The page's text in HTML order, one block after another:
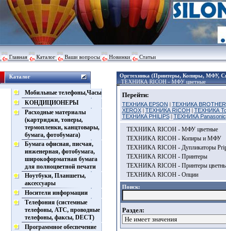
Главная Каталог Ваши вопросы Новинки Статьи
Каталог
Мобильные телефоны,Часы
КОНДИЦИОНЕРЫ
Расходные материалы
(картриджи, тонеры,
термопленки, канцтовары,
бумага, фотобумага)
Бумага офисная, писчая,
инженерная, фотобумага,
широкоформатная бумага
для полноцветной печати
Ноутбуки, Планшеты,
аксессуары
Носители информации
Телефония (системные
телефоны, АТС, проводные
телефоны, факсы, DECT)
Программное обеспечение
Оргтехника (Принтеры, Копиры, МФУ,
ТЕХНИКА RICOH - МФУ цветные
Перейти:
ТЕХНИКА EPSON | ТЕХНИКА BROTHER
XEROX| ТЕХНИКА RICOH | ТЕХНИКА
ТЕХНИКА PHILIPS| ТЕХНИКА Panasonic
ТЕХНИКА RICOH - МФУ цветные
ТЕХНИКА RICOH - Копиры и МФУ
ТЕХНИКА RICOH - Дупликаторы
ТЕХНИКА RICOH - Принтеры
ТЕХНИКА RICOH - Принтеры
ТЕХНИКА RICOH - Опции
Поиск:
Раздел: